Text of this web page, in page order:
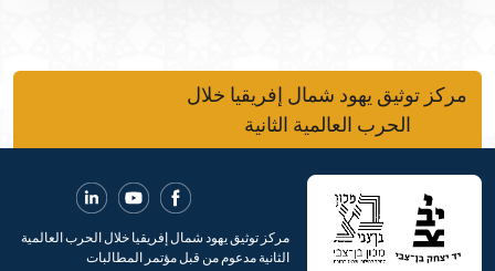
مركز توثيق يهود شمال إفريقيا خلال
الحرب العالمية الثانية
مركز توثيق يهود شمال إفريقيا خلال الحرب العالمية
الثانية مدعوم من قبل مؤتمر المطالبات